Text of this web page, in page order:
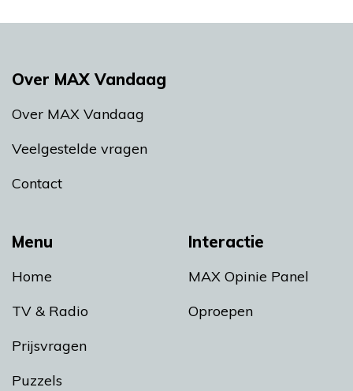
Menu
Home
TV & Radio
Prijsvragen
Puzzels
Interactie
MAX Opinie Panel
Oproepen
Over MAX Vandaag
Over MAX Vandaag
Veelgestelde vragen
Contact